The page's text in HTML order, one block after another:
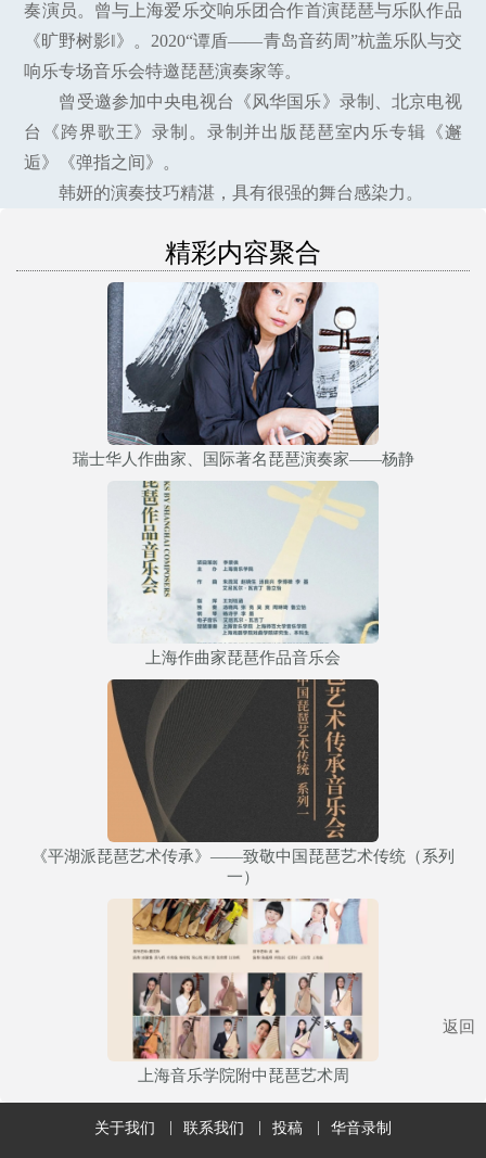
奏演员。曾与上海爱乐交响乐团合作首演琵琶与乐队作品
《旷野树影‖》。2020“谭盾——青岛音药周”杭盖乐队与交
响乐专场音乐会特邀琵琶演奏家等。
曾受邀参加中央电视台《风华国乐》录制、北京电视
台《跨界歌王》录制。录制并出版琵琶室内乐专辑《邂
逅》《弹指之间》。
韩妍的演奏技巧精湛，具有很强的舞台感染力。
精彩内容聚合
瑞士华人作曲家、国际著名琵琶演奏家——杨静
上海作曲家琵琶作品音乐会
《平湖派琵琶艺术传承》——致敬中国琵琶艺术传统（系列
一）
上海音乐学院附中琵琶艺术周
关于我们 联系我们 投稿 华音录制
返回